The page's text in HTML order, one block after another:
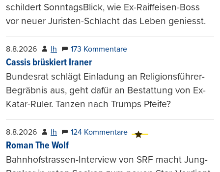
schildert SonntagsBlick, wie Ex-Raiffeisen-Boss
vor neuer Juristen-Schlacht das Leben geniesst.
8.8.2026 lh 173 Kommentare
Cassis brüskiert Iraner
Bundesrat schlägt Einladung an Religionsführer-
Begräbnis aus, geht dafür an Bestattung von Ex-
Katar-Ruler. Tanzen nach Trumps Pfeife?
8.8.2026 lh 124 Kommentare
Roman The Wolf
Bahnhofstrassen-Interview von SRF macht Jung-